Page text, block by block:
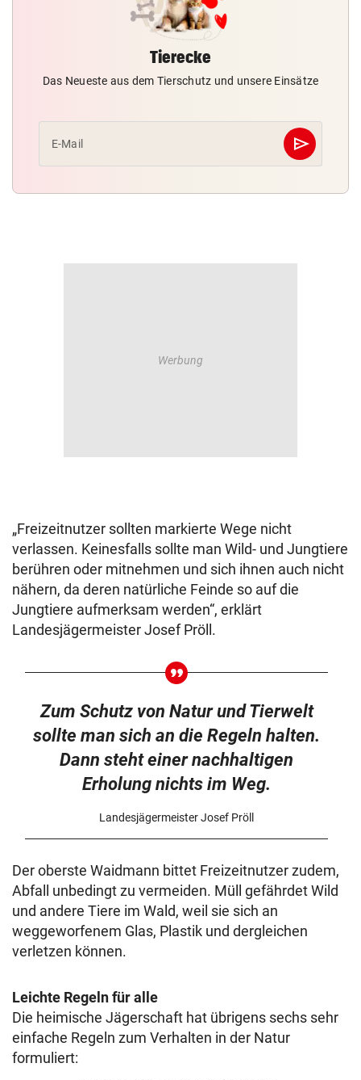
Tierecke
Das Neueste aus dem Tierschutz und unsere Einsätze
E-Mail send
Abschicken
„Freizeitnutzer sollten markierte Wege nicht
verlassen. Keinesfalls sollte man Wild- und Jungtiere
berühren oder mitnehmen und sich ihnen auch nicht
nähern, da deren natürliche Feinde so auf die
Jungtiere aufmerksam werden“, erklärt
Landesjägermeister Josef Pröll.
Zum Schutz von Natur und Tierwelt
sollte man sich an die Regeln halten.
Dann steht einer nachhaltigen
Erholung nichts im Weg.
Landesjägermeister Josef Pröll
Der oberste Waidmann bittet Freizeitnutzer zudem,
Abfall unbedingt zu vermeiden. Müll gefährdet Wild
und andere Tiere im Wald, weil sie sich an
weggeworfenem Glas, Plastik und dergleichen
verletzen können.
Leichte Regeln für alle
Die heimische Jägerschaft hat übrigens sechs sehr
einfache Regeln zum Verhalten in der Natur
formuliert: